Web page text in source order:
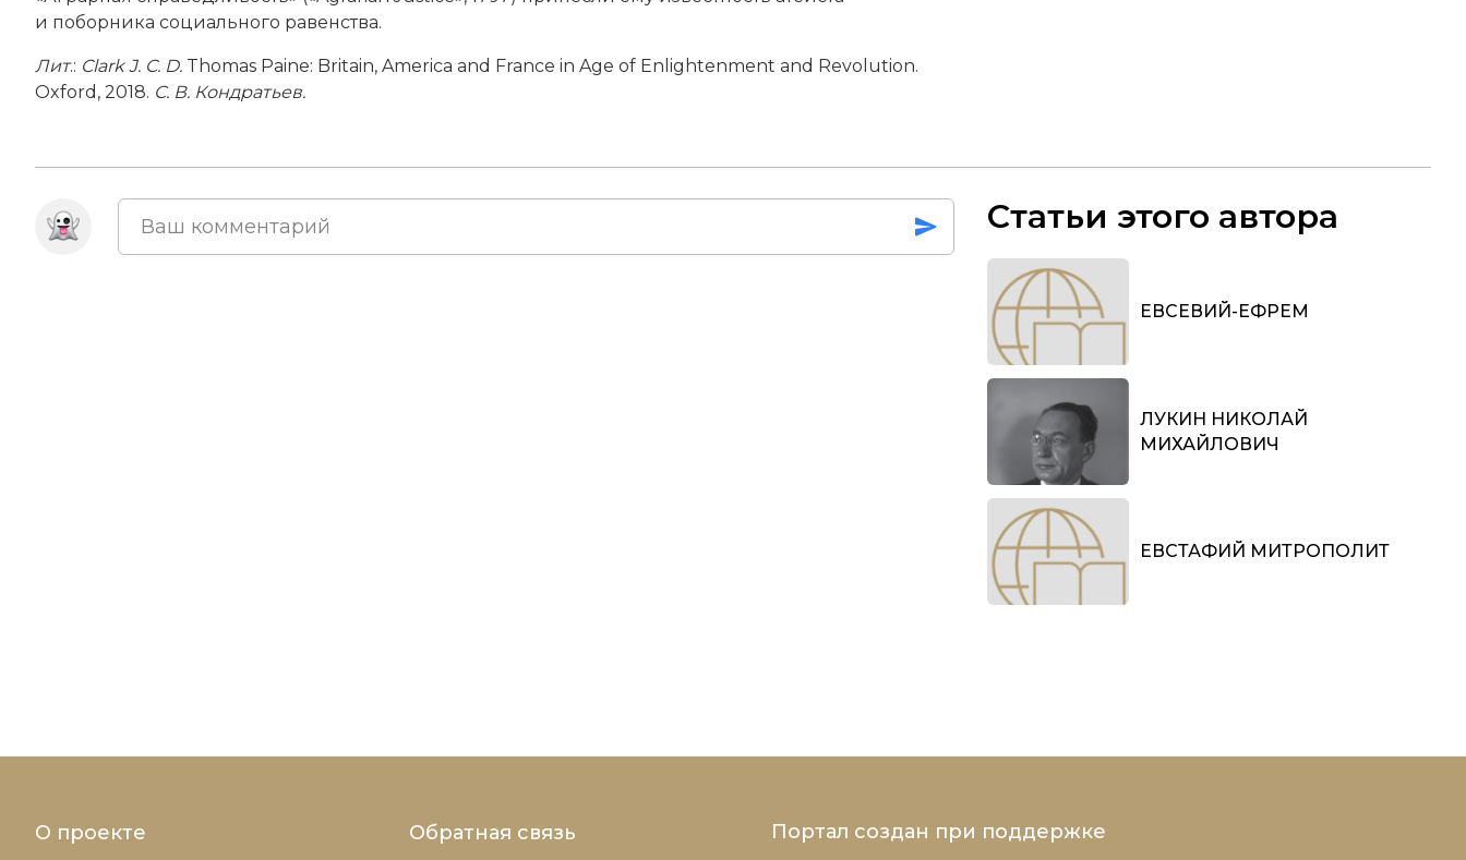
и поборника социального равенства.
Лит.: Clark J. C. D. Thomas Paine: Bri­tain, America and France in Age of Enlightenment and Revolution.
Oxford, 2018. С. В. Кондратьев.
Статьи этого автора
ЕВСЕВИЙ-ЕФРЕМ
ЛУКИН НИКОЛАЙ
МИХАЙЛОВИЧ
ЕВСТАФИЙ МИТРОПОЛИТ
О проекте Обратная связь Портал создан при поддержке